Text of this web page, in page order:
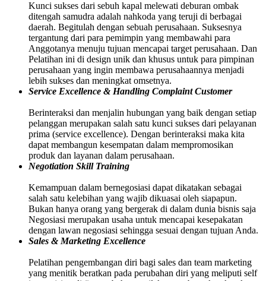
Kunci sukses dari sebuh kapal melewati deburan ombak
ditengah samudra adalah nahkoda yang teruji di berbagai
daerah. Begitulah dengan sebuah perusahaan. Suksesnya
tergantung dari para pemimpin yang membawahi para
Anggotanya menuju tujuan mencapai target perusahaan. Dan
Pelatihan ini di design unik dan khusus untuk para pimpinan
perusahaan yang ingin membawa perusahaannya menjadi
lebih sukses dan meningkat omsetnya.
Service Excellence & Handling Complaint Customer
Berinteraksi dan menjalin hubungan yang baik dengan setiap
pelanggan merupakan salah satu kunci sukses dari pelayanan
prima (service excellence). Dengan berinteraksi maka kita
dapat membangun kesempatan dalam mempromosikan
produk dan layanan dalam perusahaan.
Negotiation Skill Training
Kemampuan dalam bernegosiasi dapat dikatakan sebagai
salah satu kelebihan yang wajib dikuasai oleh siapapun.
Bukan hanya orang yang bergerak di dalam dunia bisnis saja
Negosiasi merupakan usaha untuk mencapai kesepakatan
dengan lawan negosiasi sehingga sesuai dengan tujuan Anda.
Sales & Marketing Excellence
Pelatihan pengembangan diri bagi sales dan team marketing
yang menitik beratkan pada perubahan diri yang meliputi self